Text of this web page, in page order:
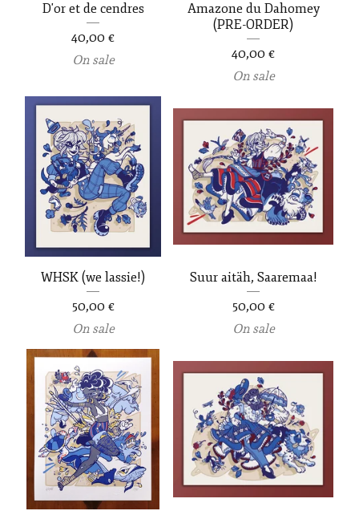
D'or et de cendres
40,00 €
On sale
Amazone du Dahomey
(PRE-ORDER)
40,00 €
On sale
WHSK (we lassie!)
50,00 €
On sale
Suur aitäh, Saaremaa!
50,00 €
On sale